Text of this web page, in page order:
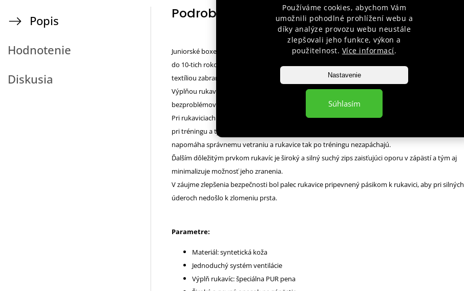
Používáme cookies, abychom Vám
umožnili pohodlné prohlížení webu a
díky analýze provozu webu neustále
zlepšovali jeho funkce, výkon a
použitelnost. Více informací.
Nastavenie
Súhlasím
Popis
Hodnotenie
Diskusia
Podrobný popis
Juniorské boxerské rukavice DBX BUSHIDO ARB407v1 pre mladších cvičencov vo veku od 5-tich
do 10-tich rokov sú vyrobené z kvalitnej syntetickej kože, ktorá je podšitá špeciálnou a odolnou
textíliou zabraňujúcou rýchlemu poškodeniu materiálu.
Výplňou rukavíc je tvrdená pena, ktorá skvele tlmí údery a zaručuje užívateľovi každodenné
bezproblémové využitie ako pri tréningu na boxovacom vreci tak so sparing partnerom.
Pri rukaviciach bola použitá technológia ActivClima, ktorá zaručuje správnu ventiláciu vzduchu
pri tréningu a tým spojené znížené potenie. Použitá sieťka na vonkajšej strane rukavíc potom
napomáha správnemu vetraniu a rukavice tak po tréningu nezapáchajú.
Ďalším dôležitým prvkom rukavíc je široký a silný suchý zips zaisťujúci oporu v zápästí a tým aj
minimalizuje možnosť jeho zranenia.
V záujme zlepšenia bezpečnosti bol palec rukavice pripevnený pásikom k rukavici, aby pri silných
úderoch nedošlo k zlomeniu prsta.
Parametre:
Materiál: syntetická koža
Jednoduchý systém ventilácie
Výplň rukavíc: špeciálna PUR pena